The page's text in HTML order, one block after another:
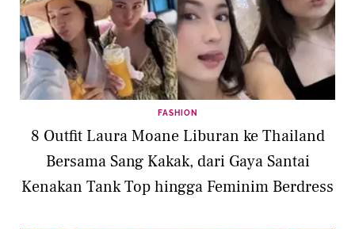
FASHION
8 Outfit Laura Moane Liburan ke Thailand
Bersama Sang Kakak, dari Gaya Santai
Kenakan Tank Top hingga Feminim Berdress